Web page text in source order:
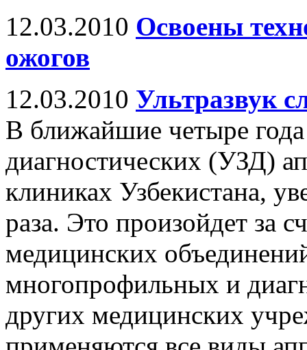
12.03.2010 Освоены
ожогов
12.03.2010 Ультразвук
В ближайшие четыре года
диагностических (УЗД)
клиниках Узбекистана,
раза. Это произойдет за
медицинских
многопрофильных и
других медицинских